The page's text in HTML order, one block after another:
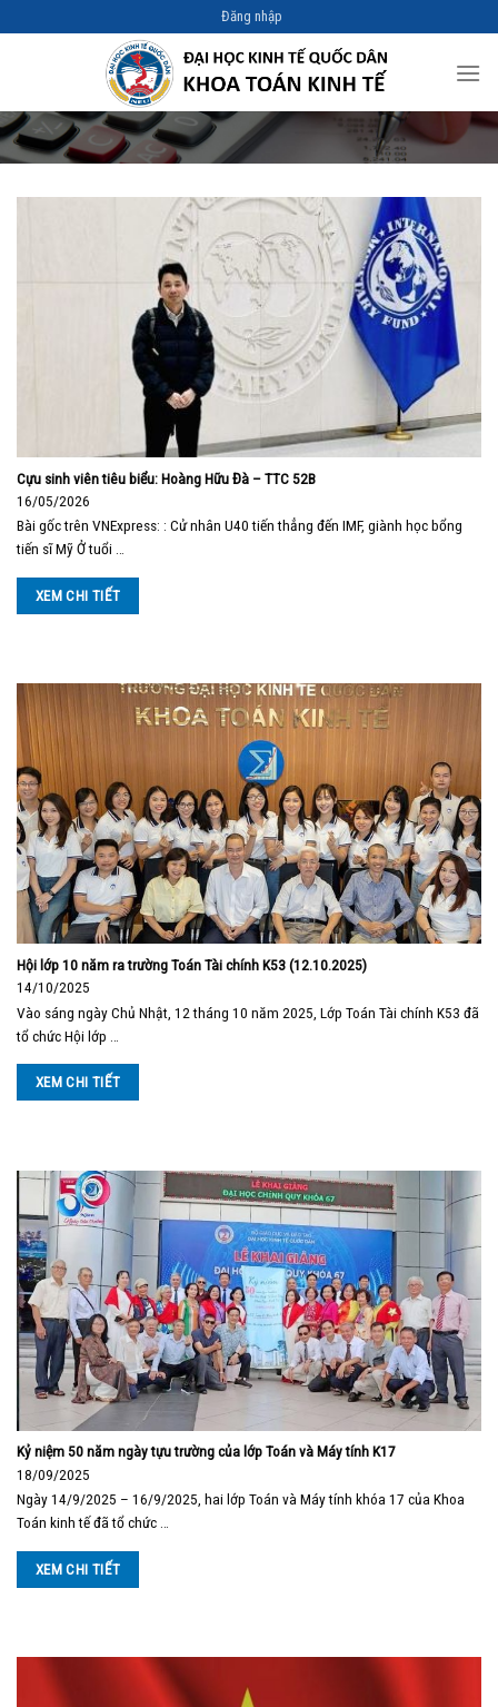
to
Đăng nhập
Cựu sinh viên tiêu biểu: Hoàng Hữu Đà – TTC 52B
16/05/2026
Bài gốc trên VNExpress: : Cử nhân U40 tiến thẳng đến IMF, giành học bổng
tiến sĩ Mỹ Ở tuổi …
XEM CHI TIẾT
Hội lớp 10 năm ra trường Toán Tài chính K53 (12.10.2025)
14/10/2025
Vào sáng ngày Chủ Nhật, 12 tháng 10 năm 2025, Lớp Toán Tài chính K53 đã
tổ chức Hội lớp …
XEM CHI TIẾT
Kỷ niệm 50 năm ngày tựu trường của lớp Toán và Máy tính K17
18/09/2025
Ngày 14/9/2025 – 16/9/2025, hai lớp Toán và Máy tính khóa 17 của Khoa
Toán kinh tế đã tổ chức …
XEM CHI TIẾT